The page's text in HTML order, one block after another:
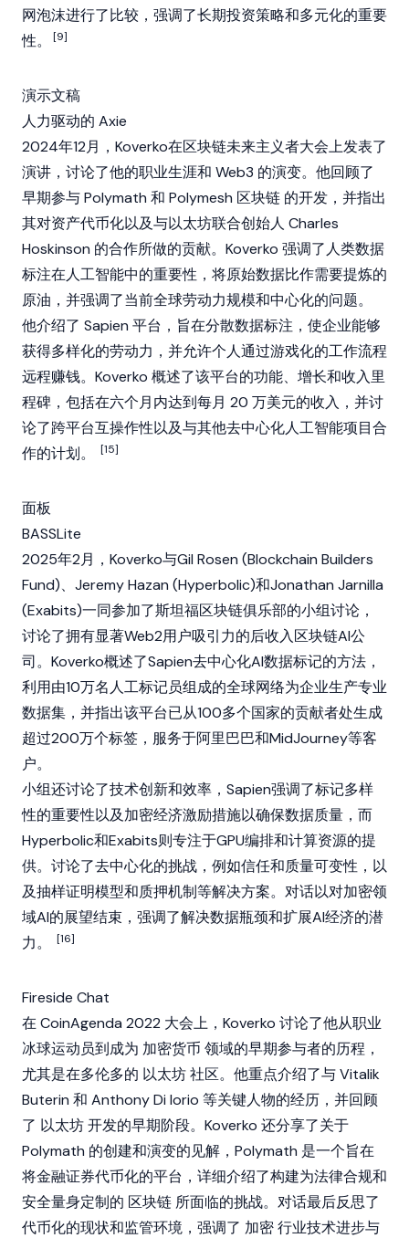
网泡沫进行了比较，强调了长期投资策略和多元化的重要
性。
[9]
演示文稿
人力驱动的 Axie
2024年12月，Koverko在区块链未来主义者大会上发表了
演讲，讨论了他的职业生涯和 Web3 的演变。他回顾了
早期参与Polymath 和 Polymesh 区块链 的开发，并指出
其对资产代币化以及与以太坊联合创始人 Charles
Hoskinson 的合作所做的贡献。Koverko 强调了人类数据
标注在人工智能中的重要性，将原始数据比作需要提炼的
原油，并强调了当前全球劳动力规模和中心化的问题。
他介绍了 Sapien 平台，旨在分散数据标注，使企业能够
获得多样化的劳动力，并允许个人通过游戏化的工作流程
远程赚钱。Koverko 概述了该平台的功能、增长和收入里
程碑，包括在六个月内达到每月 20 万美元的收入，并讨
论了跨平台互操作性以及与其他去中心化人工智能项目合
作的计划。
[15]
面板
BASSLite
2025年2月，Koverko与Gil Rosen (Blockchain Builders
Fund)、Jeremy Hazan (Hyperbolic)和Jonathan Jarnilla
(Exabits)一同参加了斯坦福区块链俱乐部的小组讨论，
讨论了拥有显著Web2用户吸引力的后收入区块链AI公
司。Koverko概述了Sapien去中心化AI数据标记的方法，
利用由10万名人工标记员组成的全球网络为企业生产专业
数据集，并指出该平台已从100多个国家的贡献者处生成
超过200万个标签，服务于阿里巴巴和MidJourney等客
户。
小组还讨论了技术创新和效率， Sapien强调了标记多样
性的重要性以及加密经济激励措施以确保数据质量，而
Hyperbolic和Exabits则专注于GPU编排和计算资源的提
供。讨论了去中心化的挑战，例如信任和质量可变性，以
及抽样证明模型和质押机制等解决方案。对话以对加密领
域AI的展望结束，强调了解决数据瓶颈和扩展AI经济的潜
力。
[16]
Fireside Chat
在 CoinAgenda 2022 大会上，Koverko 讨论了他从职业
冰球运动员到成为 加密货币 领域的早期参与者的历程，
尤其是在多伦多的 以太坊社区。他重点介绍了与Vitalik
Buterin 和 Anthony Di Iorio 等关键人物的经历，并回顾
了 以太坊开发的早期阶段。Koverko 还分享了关于
Polymath 的创建和演变的见解，Polymath 是一个旨在
将金融证券代币化的平台，详细介绍了构建为法律合规和
安全量身定制的 区块链 所面临的挑战。对话最后反思了
代币化的现状和监管环境，强调了 加密行业技术进步与